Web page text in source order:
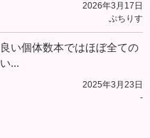
2026年3月17日
ぷちりす
い個体数本ではほぼ全ての
...
2025年3月23日
-